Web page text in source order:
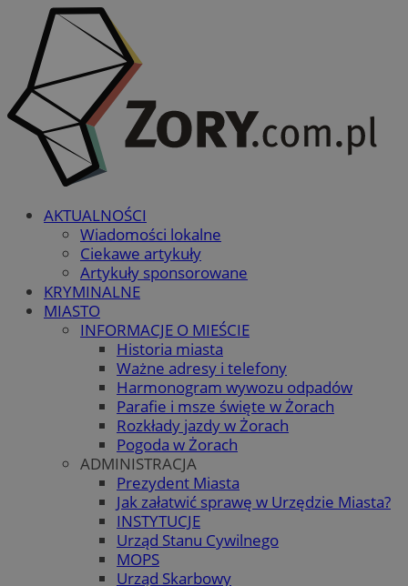
AKTUALNOŚCI
Wiadomości lokalne
Ciekawe artykuły
Artykuły sponsorowane
KRYMINALNE
MIASTO
INFORMACJE O MIEŚCIE
Historia miasta
Ważne adresy i telefony
Harmonogram wywozu odpadów
Parafie i msze święte w Żorach
Rozkłady jazdy w Żorach
Pogoda w Żorach
ADMINISTRACJA
Prezydent Miasta
Jak załatwić sprawę w Urzędzie Miasta?
INSTYTUCJE
Urząd Stanu Cywilnego
MOPS
Urząd Skarbowy